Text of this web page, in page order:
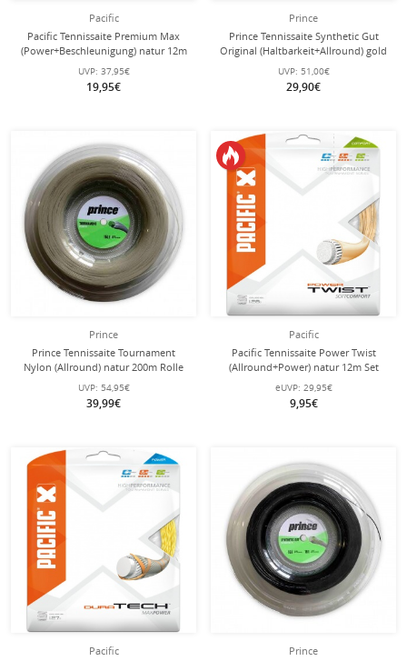
Pacific
Pacific Tennissaite Premium Max
(Power+Beschleunigung) natur 12m
Set
UVP: 37,95€
19,95€
Prince
Prince Tennissaite Synthetic Gut
Original (Haltbarkeit+Allround) gold
100 Meter Rolle
UVP: 51,00€
29,90€
Prince
Prince Tennissaite Tournament
Nylon (Allround) natur 200m Rolle
UVP: 54,95€
39,99€
Pacific
Pacific Tennissaite Power Twist
(Allround+Power) natur 12m Set
eUVP: 29,95€
9,95€
Pacific
Prince